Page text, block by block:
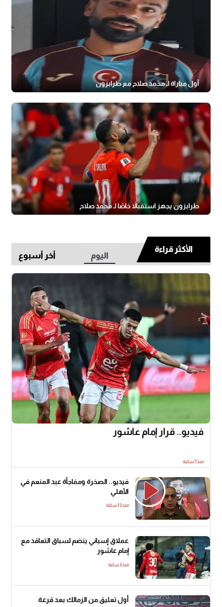
أول مباراة لـ محمد صلاح مع طرابزون
طرابزون يجهز استقبالاً خاصًا لـ محمد صلاح
الأكثر قراءة
اليوم أخر أسبوع
فيديو.. قرار إمام عاشور
منذ7 ساعة
فيديو.. الصخرة ومفاجأة عبد المنعم في
الأهلي
منذ13 ساعة
عملاق إسباني ينضم لسباق التعاقد مع
إمام عاشور
منذ3 ساعة
أول تعليق من الزمالك بعد قرعة